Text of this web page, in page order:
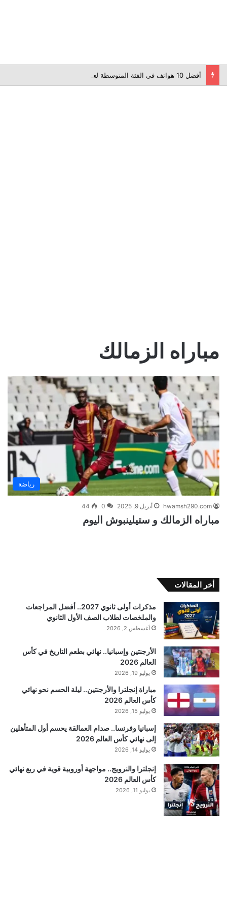
أفضل 10 هواتف في الفئة المتوسطة لعام 2026
مباراه الزمالك
رياضة
hwamsh290.com أبريل 9, 2025 0
44
مباراه الزمالك و ستيلينبوش اليوم
أخر المقالات
مذكرات أولى ثانوي 2027.. أفضل المراجعات
والملخصات لطلاب الصف الأول الثانوي
أغسطس 2, 2026
الأرجنتين وإسبانيا.. نهائي بطعم التاريخ في كأس
العالم 2026
يوليو 19, 2026
مباراة إنجلترا والأرجنتين.. ليلة الحسم نحو نهائي
كأس العالم 2026
يوليو 15, 2026
إسبانيا وفرنسا.. صدام العمالقة يحسم أول المتأهلين
إلى نهائي كأس العالم 2026
يوليو 14, 2026
إنجلترا والنرويج.. مواجهة أوروبية قوية في ربع نهائي
كأس العالم 2026
يوليو 11, 2026